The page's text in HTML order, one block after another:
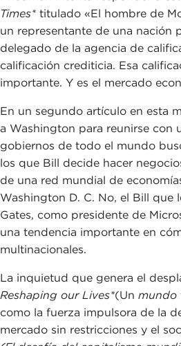
Times* titulado «El hombre de
un representante de una nación
delegado de la agencia de
calificación crediticia. Esa
importante. Y es el mercado
En un segundo artículo en esta
a Washington para reunirse con
gobiernos de todo el mundo
los que Bill decide hacer
de una red mundial de
Washington D. C. No, el Bill que
Gates, como presidente de
una tendencia importante en
multinacionales.
La inquietud que genera el
Reshaping our Lives*(Un mundo
como la fuerza impulsora de la
mercado sin restricciones y el